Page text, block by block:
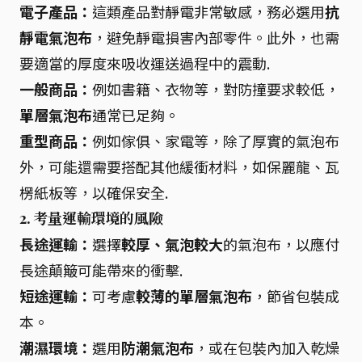
電子產品： 這類產品對靜電非常敏感，務必選用抗
靜電氣泡布 ，避免靜電損害內部零件。此外，也需
要適當的厚度來吸收運送過程中的震動.
一般商品： 例如書籍、衣物等，對防撞要求較低，
單層氣泡布通常已足夠。
重型商品： 例如傢俱、家電等，除了厚實的氣泡布
外，可能還需要搭配其他緩衝材料，如保麗龍、瓦
楞紙板等，以確保安全.
2. 考量運輸環境的風險
長途運輸： 選擇較厚、氣泡較大的氣泡布，以應付
長途顛簸可能帶來的衝擊.
短途運輸： 可考慮較薄的單層氣泡布 ，節省包裝成
本。
潮濕環境： 選用防潮氣泡布 ，或在包裝內加入乾燥